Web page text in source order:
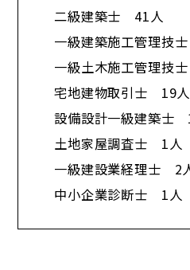
二級建築士 41人
一級建築施工管理技
一級土木施工管理技
宅地建物取引士 19人
設備設計一級建築士
土地家屋調査士 1人
一級建設業経理士 2
中小企業診断士 1人​